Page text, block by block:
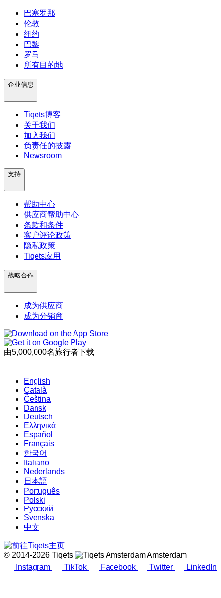
巴塞罗那
伦敦
纽约
巴黎
罗马
所有目的地
企业信息
Tiqets博客
关于我们
加入我们
负责任的披露
Newsroom
支持
帮助中心
供应商帮助中心
条款和条件
客户评论政策
隐私政策
Tiqets应用
战略合作
成为供应商
成为分销商
由5,000,000名旅行者下载
English
Català
Čeština
Dansk
Deutsch
Ελληνικά
Español
Français
한국어
Italiano
Nederlands
日本語
Português
Polski
Русский
Svenska
中文
© 2014-2026 Tiqets
Amsterdam
Instagram
TikTok Facebook Twitter LinkedIn